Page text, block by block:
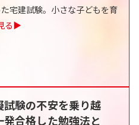
宅建試験。小さな子どもを育
る▶
試験の不安を乗り越
発合格した勉強法と